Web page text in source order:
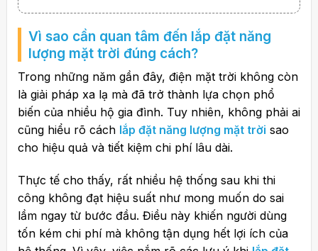
Vì sao cần quan tâm đến lắp đặt năng
lượng mặt trời đúng cách?
Trong những năm gần đây, điện mặt trời không còn
là giải pháp xa lạ mà đã trở thành lựa chọn phổ
biến của nhiều hộ gia đình. Tuy nhiên, không phải ai
cũng hiểu rõ cách lắp đặt năng lượng mặt trời sao
cho hiệu quả và tiết kiệm chi phí lâu dài.
Thực tế cho thấy, rất nhiều hệ thống sau khi thi
công không đạt hiệu suất như mong muốn do sai
lầm ngay từ bước đầu. Điều này khiến người dùng
tốn kém chi phí mà không tận dụng hết lợi ích của